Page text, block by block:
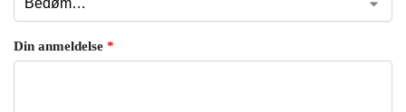
Din anmeldelse *